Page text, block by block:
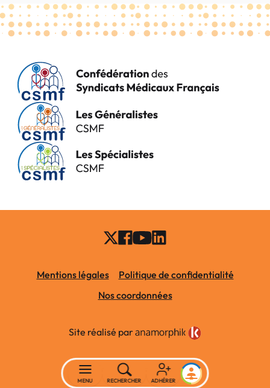
Mentions légales
Politique de confidentialité
Nos coordonnées
Site réalisé par
MENU RECHERCHER ADHÉRER